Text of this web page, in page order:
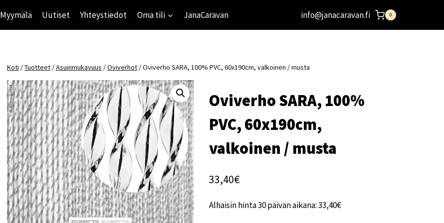
Myymälä Uutiset Yhteystiedot Oma tili JanaCaravan info@janacaravan.fi 0
Koti /Tuotteet /Asuinmukavuus /Oviverhot /Oviverho SARA, 100% PVC, 60x190cm, valkoinen / musta
Oviverho SARA, 100%
PVC, 60x190cm,
valkoinen / musta
33,40€
Alhaisin hinta 30 päivän aikana:33,40€